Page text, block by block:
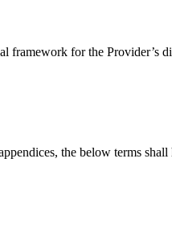
せる
framework for the Provider’s
the below terms